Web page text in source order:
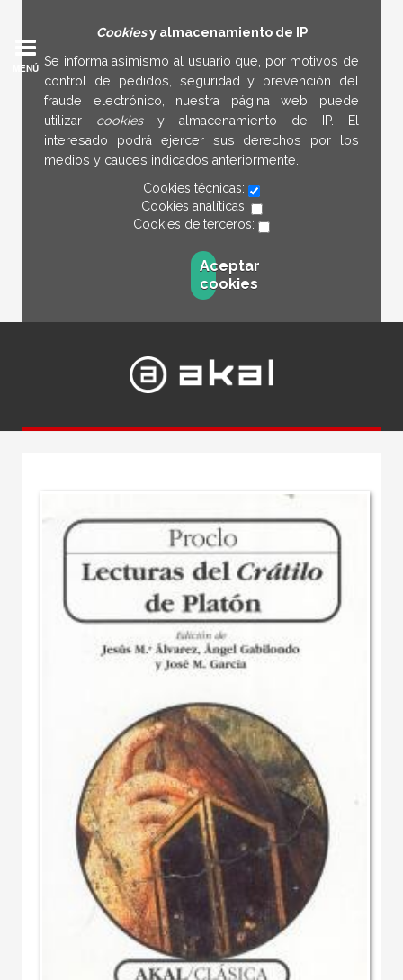
Cookiesy almacenamiento de IP
Se informa asimismo al usuario que, por motivos de
control de pedidos, seguridad y prevención del
fraude electrónico, nuestra página web puede
utilizar cookies y almacenamiento de IP. El
interesado podrá ejercer sus derechos por los
medios y cauces indicados anteriormente.
Cookies técnicas:
Cookies analíticas:
Cookies de terceros:
Aceptar
cookies
MENÚ